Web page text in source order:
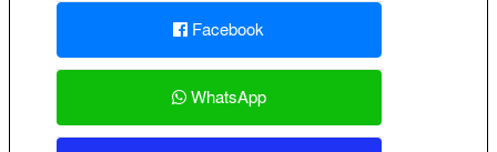
Facebook
WhatsApp